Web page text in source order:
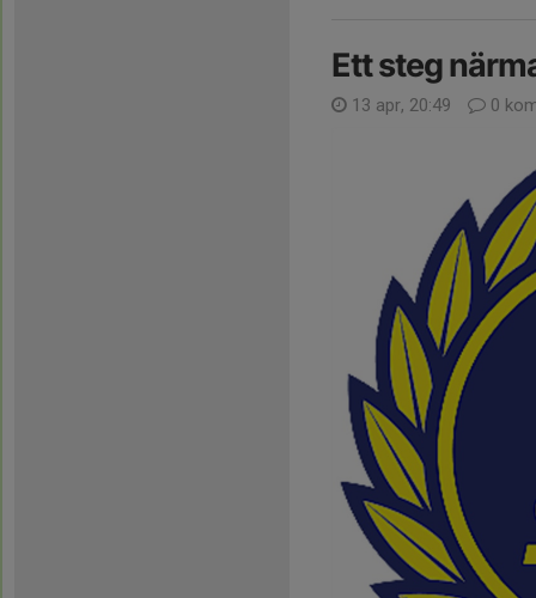
Ett steg
13 apr, 20:49 0